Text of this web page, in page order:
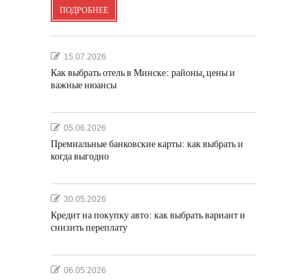
ПОДРОБНЕЕ
15.07.2026
Как выбрать отель в Минске: районы, цены и
важные нюансы
05.06.2026
Премиальные банковские карты: как выбрать и
когда выгодно
30.05.2026
Кредит на покупку авто: как выбрать вариант и
снизить переплату
06.05.2026